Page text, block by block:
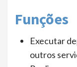
Funções
Executar
outros